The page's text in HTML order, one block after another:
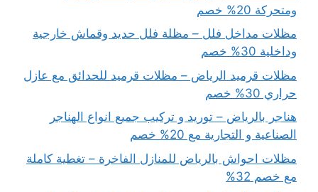
ومتحركة 20% خصم
مظلات مداخل فلل – مظلة فلل حديد وقماش خارجية
وداخلية 30% خصم
مظلات قرميد الرياض – مظلات قرميد للحدائق مع عازل
حراري 30% خصم
هناجر بالرياض – توريد و تركيب جميع انواع الهناجر
الصناعية و التجارية مع 20% خصم
مظلات احواش بالرياض للمنازل الفاخرة – تغطية كاملة
مع خصم 32%